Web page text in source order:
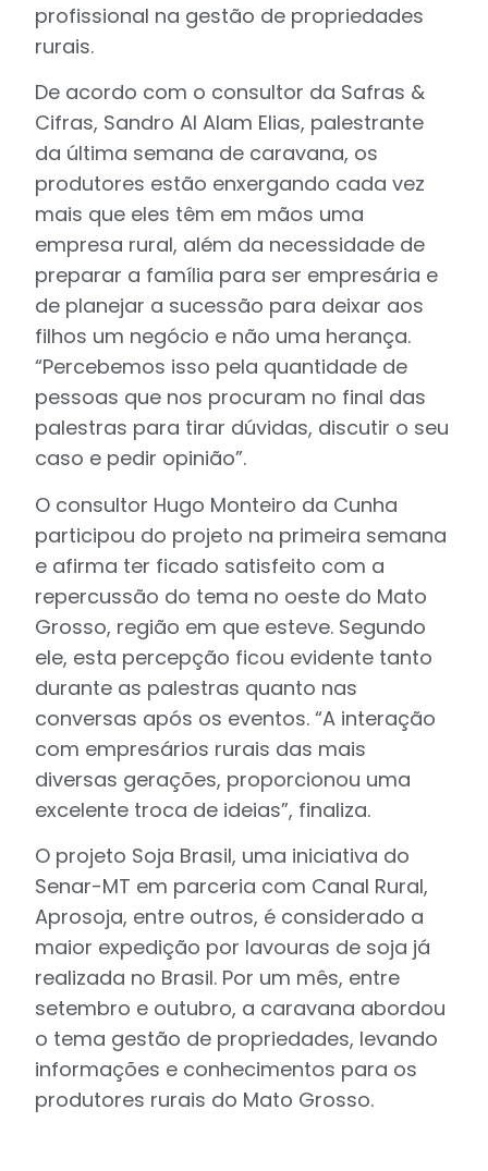
profissional na gestão de propriedades
rurais.
De acordo com o consultor da Safras &
Cifras, Sandro Al Alam Elias, palestrante
da última semana de caravana, os
produtores estão enxergando cada vez
mais que eles têm em mãos uma
empresa rural, além da necessidade de
preparar a família para ser empresária e
de planejar a sucessão para deixar aos
filhos um negócio e não uma herança.
“Percebemos isso pela quantidade de
pessoas que nos procuram no final das
palestras para tirar dúvidas, discutir o seu
caso e pedir opinião”.
O consultor Hugo Monteiro da Cunha
participou do projeto na primeira semana
e afirma ter ficado satisfeito com a
repercussão do tema no oeste do Mato
Grosso, região em que esteve. Segundo
ele, esta percepção ficou evidente tanto
durante as palestras quanto nas
conversas após os eventos. “A interação
com empresários rurais das mais
diversas gerações, proporcionou uma
excelente troca de ideias”, finaliza.
O projeto Soja Brasil, uma iniciativa do
Senar-MT em parceria com Canal Rural,
Aprosoja, entre outros, é considerado a
maior expedição por lavouras de soja já
realizada no Brasil. Por um mês, entre
setembro e outubro, a caravana abordou
o tema gestão de propriedades, levando
informações e conhecimentos para os
produtores rurais do Mato Grosso.